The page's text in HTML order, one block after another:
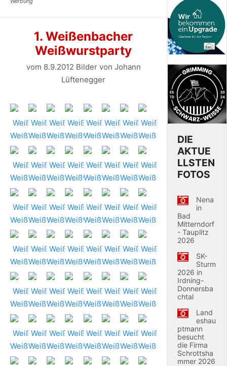
1. Weißenbacher
Weißwurstparty
vom 8.9.2012 Bilder von Johann
Lüftenegger
DIE
AKTUE
LLSTEN
FOTOS
Nena
in
Bad
Mitterndorf
- Tauplitz
2026
SK-
Sturm
2026 in
Irdning-
Donnersba
chtal
Land
eshau
ptmann
besucht
die Firma
Schrottsha
mmer 2026